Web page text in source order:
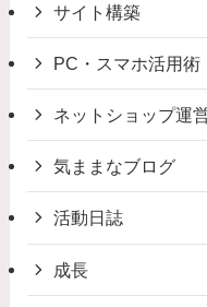
サイト構築
PC・スマホ活用術
ネットショップ運
気ままなブログ
活動日誌
成長